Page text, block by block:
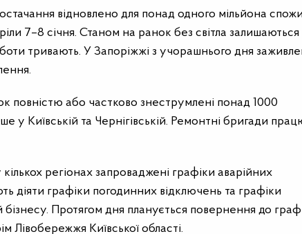
відновлено для понад одного мільйона
7–8 січня. Станом на ранок без світла залишаються
тривають. У Запоріжжі з учорашнього дня
повністю або частково знеструмлені понад 1000
у Київській та Чернігівській. Ремонтні бригади
кількох регіонах запроваджені графіки аварійних
діяти графіки погодинних відключень та графіки
Протягом дня планується повернення до
Лівобережжя Київської області.